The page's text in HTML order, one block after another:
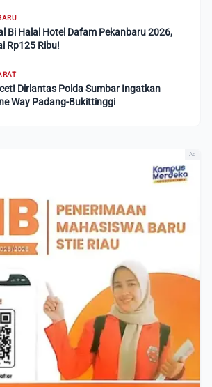
Bi Halal Hotel Dafam Pekanbaru 2026,
Rp125 Ribu!
Dirlantas Polda Sumbar Ingatkan
Way Padang-Bukittinggi
Ad